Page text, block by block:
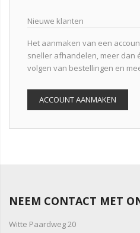
Nieuwe klanten
Het aanmaken van een
sneller afhandelen, meer dan
volgen van bestellingen en
ACCOUNT AANMAKEN
NEEM CONTACT MET
Witte Paardweg 20